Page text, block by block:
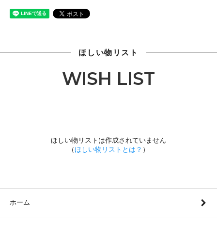
ほしい物リスト
WISH LIST
ほしい物リストは作成されていません
（ほしい物リストとは？ ）
ホーム